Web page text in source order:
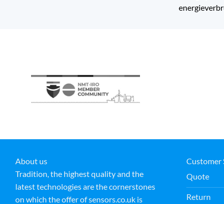
About us
Tradition, the highest quality and the
latest technologies are the cornerstones
on which the offer of sensors.co.uk is
Customer
Quote
Return